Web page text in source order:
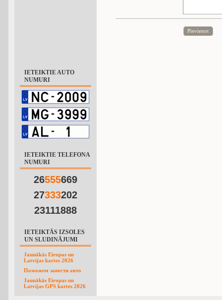
IETEIKTIE AUTO
NUMURI
IETEIKTIE TELEFONA
NUMURI
26555669
27333202
23111888
IETEIKTĀS IZSOLES
UN SLUDINĀJUMI
Jaunākās Eiropas un
Latvijas kartes 2026
Поможем завести авто
Jaunākās Eiropas un
Latvijas GPS kartes 2026
Pievienot